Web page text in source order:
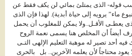
قوله- الذى يمتلئ بمائي لن يكف فقط عن
ماء” يرويه إلى حياة أبدية). لهذا فإن الذى
الأقـل..ولا يمكن للمغلوب أن يحمل
أيضاً أن المخلص هنا يسمى نعمة الروح
أحد تصير له موهبة التعليم الإلهى التـى
محتاجاً لأن يعلمه الآخرين.. بل بالحرى